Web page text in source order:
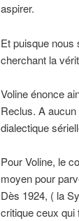
aspirer.
Et puisque
cherchant la
Voline énonce
Reclus. A
dialectique
Pour Voline, le
moyen pour
Dès 1924, ( la
critique ceux